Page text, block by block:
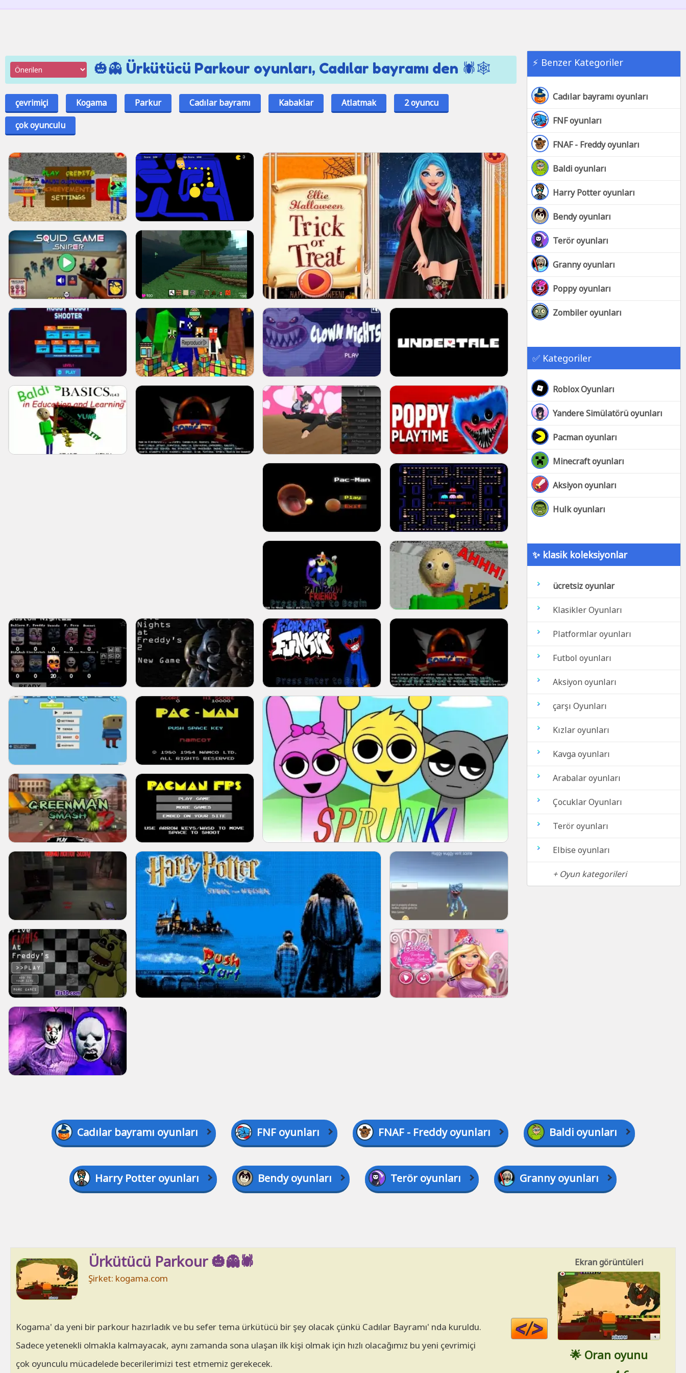
⚡ Benzer Kategoriler
Cadılar bayramı oyunları
FNF oyunları
FNAF - Freddy oyunları
Baldi oyunları
Harry Potter oyunları
Bendy oyunları
Terör oyunları
Granny oyunları
Poppy oyunları
Zombiler oyunları
✅ Kategoriler
Roblox Oyunları
Yandere Simülatörü oyunları
Pacman oyunları
Minecraft oyunları
Aksiyon oyunları
Hulk oyunları
✨ klasik koleksiyonlar
ücretsiz oyunlar
Klasikler Oyunları
Platformlar oyunları
Futbol oyunları
Aksiyon oyunları
çarşı Oyunları
Kızlar oyunları
Kavga oyunları
Arabalar oyunları
Çocuklar Oyunları
Terör oyunları
Elbise oyunları
+ Oyun kategorileri
🎃👻 Ürkütücü Parkour oyunları, Cadılar bayramı den 🕷️🕸️
çevrimiçi Kogama Parkur Cadılar bayramı Kabaklar Atlatmak
2 oyuncu
çok oyunculu
Cadılar bayramı oyunları FNF oyunları FNAF - Freddy oyunları Baldi oyunları
Harry Potter oyunları Bendy oyunları Terör oyunları Granny oyunları
Ekran görüntüleri
🌟 Oran oyunu
Ürkütücü Parkour 🎃👻🕷️
Şirket: kogama.com
Code
HTML
Kogama' da yeni bir parkour hazırladık ve bu sefer tema ürkütücü bir şey olacak çünkü Cadılar Bayramı' nda kuruldu.
Sadece yetenekli olmakla kalmayacak, aynı zamanda sona ulaşan ilk kişi olmak için hızlı olacağımız bu yeni çevrimiçi
çok oyunculu mücadelede becerilerimizi test etmemiz gerekecek.